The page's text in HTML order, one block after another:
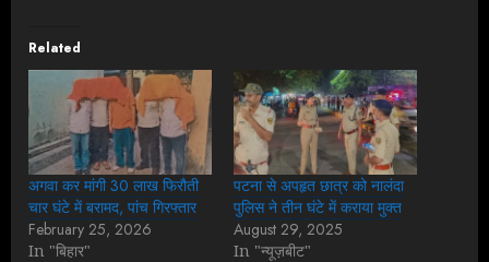
Related
अगवा कर मांगी 30 लाख फिरौती
चार घंटे में बरामद, पांच गिरफ्तार
February 25, 2026
In "बिहार"
पटना से अपहृत छात्र को नालंदा
पुलिस ने तीन घंटे में कराया मुक्त
August 29, 2025
In "न्यूज़बीट"